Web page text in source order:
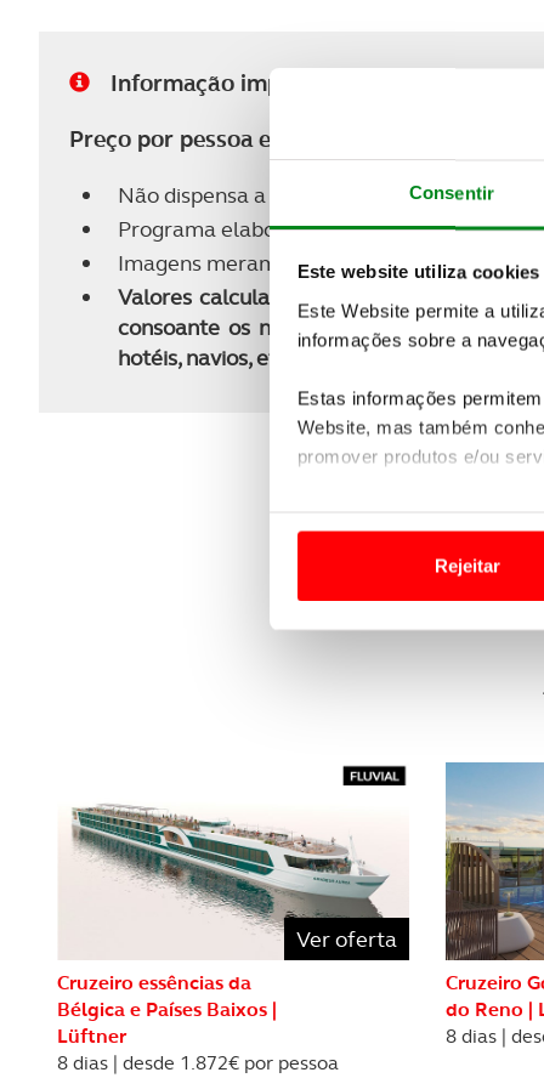
Consentir
Este website utiliza cookies
Este Website permite a
informações sobre a
Estas informações
Website, mas também
promover produtos e/ou
Usamos cookies para
funcionalidades de redes
Adicionalmente
e organizações na UE e
O ACP garantirá que as
consentimento e quando
Realçamos que o bloqueio
navegação no Website e
Consulte a política de
Rejeitar
Informação importante
Preço por pessoa em cabine dupla e sujeito
Não dispensa a consulta das condições
Programa elaborado em ABR 26 com a
Imagens meramente ilustrativas dos
Valores calculados nas tarifas dinâmicas
consoante os níveis de ocupação. Caso
hotéis, navios, etc.), será apresentado o
Ver oferta
Cruzeiro essências da
Bélgica e Países Baixos |
Lüftner
8 dias | desde 1.872€ por pessoa
Cruzeiro
do Reno |
8 dias |